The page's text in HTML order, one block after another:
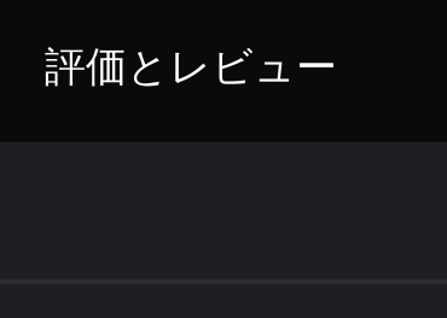
評価とレビュー